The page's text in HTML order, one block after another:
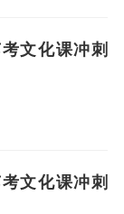
文化课冲刺
文化课冲刺